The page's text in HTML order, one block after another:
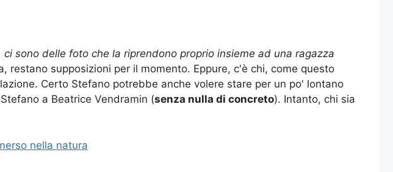
sono delle foto che la riprendono proprio insieme ad una ragazza
restano supposizioni per il momento. Eppure, c'è chi, come questo
Certo Stefano potrebbe anche volere stare per un po' lontano
a Beatrice Vendramin (senza nulla di concreto). Intanto, chi sia
nella natura